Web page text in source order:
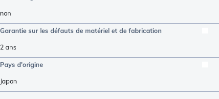
non
Garantie sur les défauts de matériel et de fabrication
2 ans
Pays d'origine
Japon